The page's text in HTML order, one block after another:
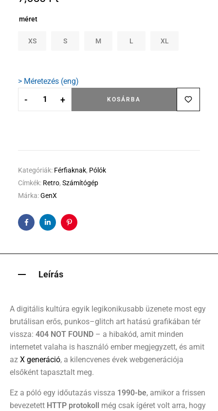
méret
XS S M L XL
> Méretezés (eng)
- + KOSÁRBA
Kategóriák: Férfiaknak, Pólók
Címkék: Retro,Számítógép
Márka:GenX
FacebookLinkedinPinterest
Leírás
A digitális kultúra egyik legikonikusabb üzenete most egy
brutálisan erős, punkos–glitch art hatású grafikában tér
vissza: 404 NOT FOUND – a hibakód, amit minden
internetet valaha is használó ember megjegyzett, és amit
az X generáció, a kilencvenes évek webgenerációja
elsőként tapasztalt meg.
Ez a póló egy időutazás vissza 1990-be, amikor a frissen
bevezetett HTTP protokoll
még csak ígéret volt arra, hogy